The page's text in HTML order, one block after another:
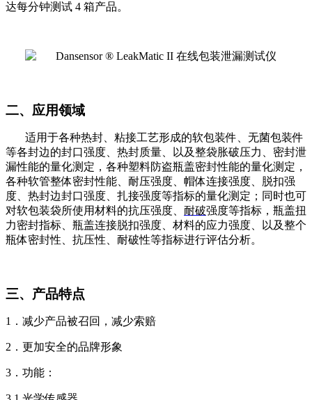
达每分钟测试 4 箱产品。
二、应用领域
适用于各种热封、 粘接工艺形成的软包装件、 无菌包装件
等各封边的封口强度、热封质量、以及整袋胀破压力、密封泄
漏性能的量化测定，各种塑料防盗瓶盖密封性能的量化测定，
各种软管整体密封性能、耐压强度、帽体连接强度、脱扣强
度、热封边封口强度、扎接强度等指标的量化测定；同时也可
对软包装袋所使用材料的抗压强度、 耐破强度等指标，瓶盖扭
力密封指标、瓶盖连接脱扣强度、材料的应力强度、以及整个
瓶体密封性、 抗压性 、耐破性等指标进行评估分析。
三、产品特点
1 ． 减少产品被召回，减少索赔
2 ． 更加安全的品牌形象
3 ． 功能：